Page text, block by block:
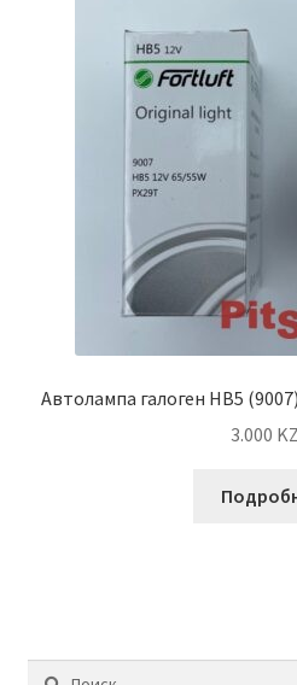
Автолампа галоген HB5
3.000
Найти: